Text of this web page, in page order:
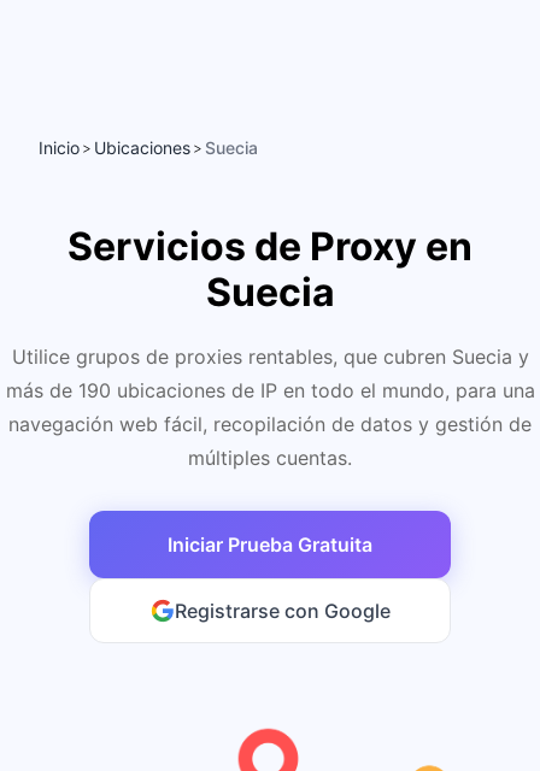
Inicio > Ubicaciones > Suecia
Servicios de Proxy en
Suecia
Utilice grupos de proxies rentables, que cubren Suecia y
más de 190 ubicaciones de IP en todo el mundo, para una
navegación web fácil, recopilación de datos y gestión de
múltiples cuentas.
Iniciar Prueba Gratuita
Registrarse con Google